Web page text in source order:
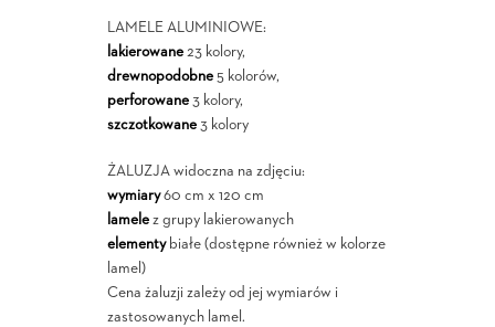
LAMELE ALUMINIOWE:
lakierowane23 kolory,
drewnopodobne5 kolorów,
perforowane3 kolory,
szczotkowane3 kolory
ŻALUZJA widoczna na zdjęciu:
wymiary60 cm x 120 cm
lamelez grupy lakierowanych
elementybiałe (dostępne również w kolorze
lamel)
Cena żaluzji zależy od jej wymiarów i
zastosowanych lamel.